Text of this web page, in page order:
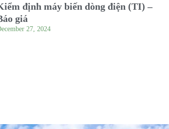
định máy biến dòng điện (TI) –
giá
27, 2024